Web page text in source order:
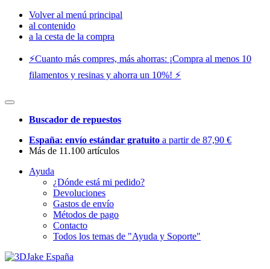
Volver al menú principal
al contenido
a la cesta de la compra
⚡️Cuanto más compres, más ahorras: ¡Compra al menos 10
filamentos y resinas y ahorra un 10%! ⚡️
Buscador de repuestos
España: envío estándar gratuito a partir de 87,90 €
Más de 11.100 artículos
Ayuda
¿Dónde está mi pedido?
Devoluciones
Gastos de envío
Métodos de pago
Contacto
Todos los temas de "Ayuda y Soporte"